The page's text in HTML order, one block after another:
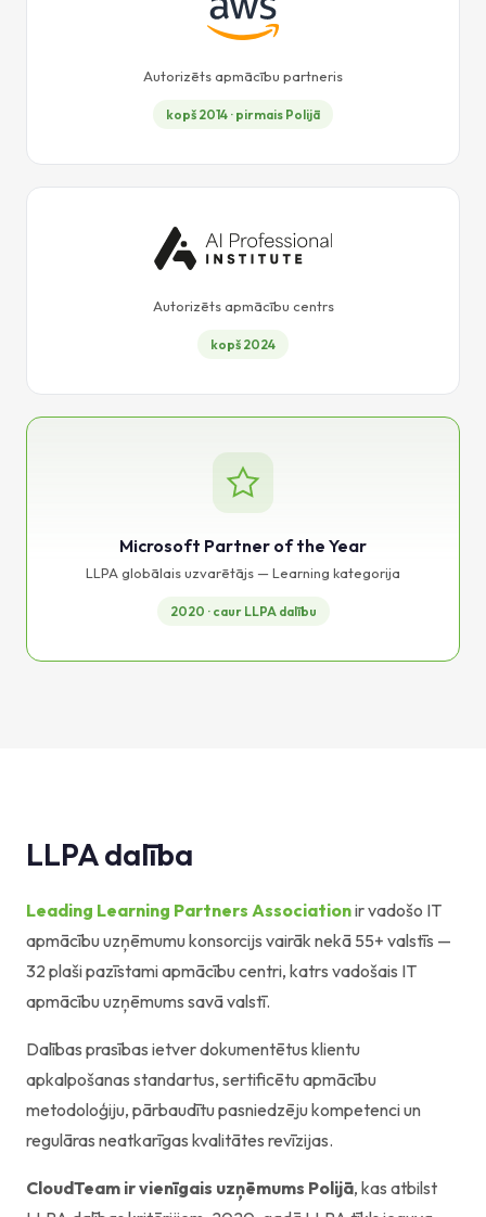
Autorizēts apmācību partneris
kopš 2014 · pirmais Polijā
Autorizēts apmācību centrs
kopš 2024
Microsoft Partner of the Year
LLPA globālais uzvarētājs — Learning kategorija
2020 · caur LLPA dalību
LLPA dalība
Leading Learning Partners Associationir vadošo IT
apmācību uzņēmumu konsorcijs vairāk nekā 55+ valstīs —
32 plaši pazīstami apmācību centri, katrs vadošais IT
apmācību uzņēmums savā valstī.
Dalības prasības ietver dokumentētus klientu
apkalpošanas standartus, sertificētu apmācību
metodoloģiju, pārbaudītu pasniedzēju kompetenci un
regulāras neatkarīgas kvalitātes revīzijas.
CloudTeam ir vienīgais uzņēmums Polijā, kas atbilst